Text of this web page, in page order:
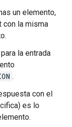
un elemento,
con la misma
la entrada
.
con el
es lo